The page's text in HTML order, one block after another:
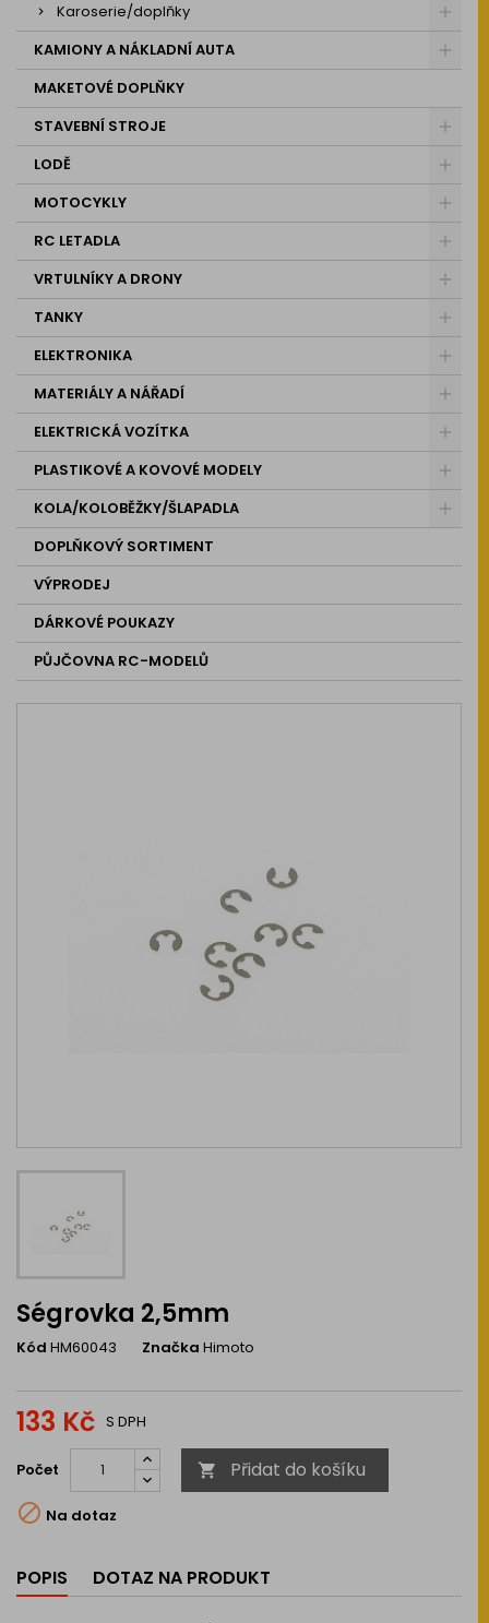
Karoserie/doplňky
KAMIONY A NÁKLADNÍ AUTA
MAKETOVÉ DOPLŇKY
STAVEBNÍ STROJE
LODĚ
MOTOCYKLY
RC LETADLA
VRTULNÍKY A DRONY
TANKY
ELEKTRONIKA
MATERIÁLY A NÁŘADÍ
ELEKTRICKÁ VOZÍTKA
PLASTIKOVÉ A KOVOVÉ MODELY
KOLA/KOLOBĚŽKY/ŠLAPADLA
DOPLŇKOVÝ SORTIMENT
VÝPRODEJ
DÁRKOVÉ POUKAZY
PŮJČOVNA RC-MODELŮ
Ségrovka 2,5mm
Kód HM60043 Značka Himoto
133 Kč S DPH
Počet  Přidat do košíku
 Na dotaz
POPIS DOTAZ NA PRODUKT